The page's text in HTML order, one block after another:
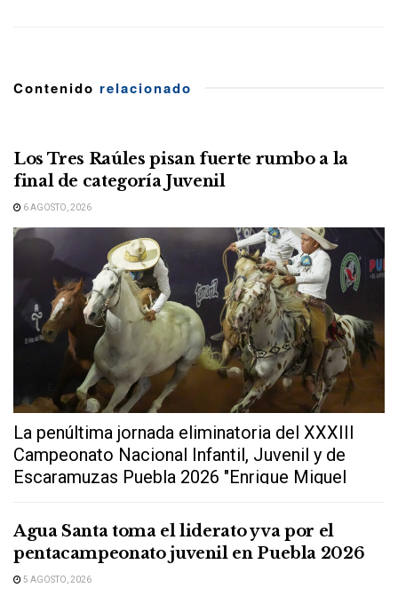
Contenido relacionado
Los Tres Raúles pisan fuerte rumbo a la
final de categoría Juvenil
6 AGOSTO, 2026
La penúltima jornada eliminatoria del XXXIII
Campeonato Nacional Infantil, Juvenil y de
Escaramuzas Puebla 2026 "Enrique Miguel
Agua Santa toma el liderato y va por el
pentacampeonato juvenil en Puebla 2026
5 AGOSTO, 2026